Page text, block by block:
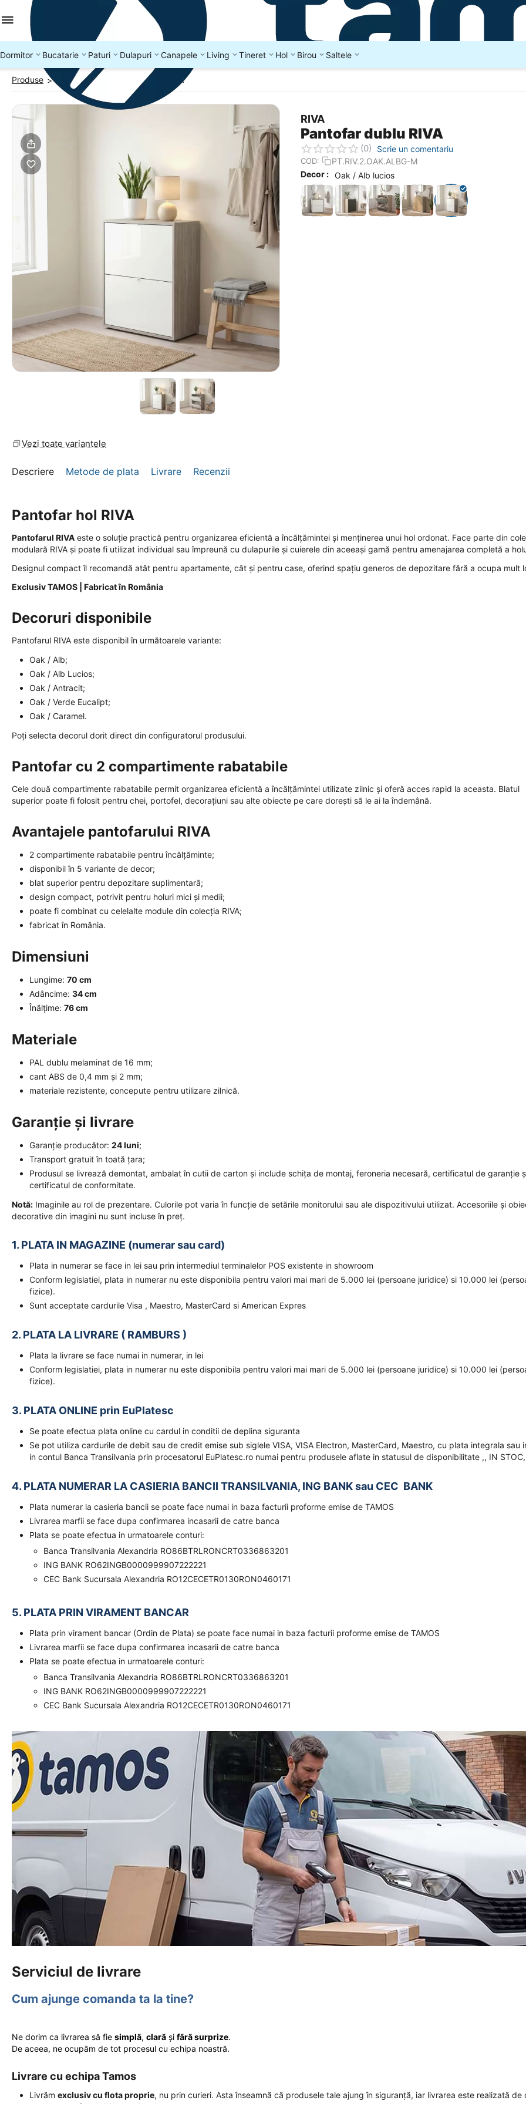
Dormitor Bucatarie Paturi Dulapuri Canapele Living Tineret Hol Birou Saltele
Produse > Pantofare > Pantofar dublu RIVA
RIVA
Pantofar dublu RIVA
(0) Scrie un comentariu
COD:
PT.RIV.2.OAK.ALBG-M
Decor : Oak / Alb lucios
Vezi toate variantele
Descriere Metode de plata Livrare Recenzii
Pantofar hol RIVA
Pantofarul RIVA este o soluție practică pentru organizarea eficientă a încălțămintei și menținerea unui hol ordonat. Face parte din
modulară RIVA și poate fi utilizat individual sau împreună cu dulapurile și cuierele din aceeași gamă pentru amenajarea completă a
Designul compact îl recomandă atât pentru apartamente, cât și pentru case, oferind spațiu generos de depozitare fără a ocupa mult
Exclusiv TAMOS | Fabricat în România
Decoruri disponibile
Pantofarul RIVA este disponibil în următoarele variante:
Oak / Alb;
Oak / Alb Lucios;
Oak / Antracit;
Oak / Verde Eucalipt;
Oak / Caramel.
Poți selecta decorul dorit direct din configuratorul produsului.
Pantofar cu 2 compartimente rabatabile
Cele două compartimente rabatabile permit organizarea eficientă a încălțămintei utilizate zilnic și oferă acces rapid la aceasta. Blatul
superior poate fi folosit pentru chei, portofel, decorațiuni sau alte obiecte pe care dorești să le ai la îndemână.
Avantajele pantofarului RIVA
2 compartimente rabatabile pentru încălțăminte;
disponibil în 5 variante de decor;
blat superior pentru depozitare suplimentară;
design compact, potrivit pentru holuri mici și medii;
poate fi combinat cu celelalte module din colecția RIVA;
fabricat în România.
Dimensiuni
Lungime: 70 cm
Adâncime: 34 cm
Înălțime: 76 cm
Materiale
PAL dublu melaminat de 16 mm;
cant ABS de 0,4 mm și 2 mm;
materiale rezistente, concepute pentru utilizare zilnică.
Garanție și livrare
Garanție producător: 24 luni;
Transport gratuit în toată țara;
Produsul se livrează demontat, ambalat în cutii de carton și include schița de montaj, feroneria necesară, certificatul de garanție
certificatul de conformitate.
Notă: Imaginile au rol de prezentare. Culorile pot varia în funcție de setările monitorului sau ale dispozitivului utilizat. Accesoriile și
decorative din imagini nu sunt incluse în preț.
1. PLATA IN MAGAZINE (numerar sau card)
Plata in numerar se face in lei sau prin intermediul terminalelor POS existente in showroom
Conform legislatiei, plata in numerar nu este disponibila pentru valori mai mari de 5.000 lei (persoane juridice) si 10.000 lei
fizice).
Sunt acceptate cardurile Visa , Maestro, MasterCard si American Expres
2. PLATA LA LIVRARE ( RAMBURS )
Plata la livrare se face numai in numerar, in lei
Conform legislatiei, plata in numerar nu este disponibila pentru valori mai mari de 5.000 lei (persoane juridice) si 10.000 lei
fizice).
3. PLATA ONLINE prin EuPlatesc
Se poate efectua plata online cu cardul in conditii de deplina siguranta
Se pot utiliza cardurile de debit sau de credit emise sub siglele VISA, VISA Electron, MasterCard, Maestro, cu plata integrala sau
in contul Banca Transilvania prin procesatorul EuPlatesc.ro numai pentru produsele aflate in statusul de disponibilitate ,, IN
4. PLATA NUMERAR LA CASIERIA BANCII TRANSILVANIA, ING BANK sau CEC BANK
Plata numerar la casieria bancii se poate face numai in baza facturii proforme emise de TAMOS
Livrarea marfii se face dupa confirmarea incasarii de catre banca
Plata se poate efectua in urmatoarele conturi:
Banca Transilvania Alexandria RO86BTRLRONCRT0336863201
ING BANK RO62INGB0000999907222221
CEC Bank Sucursala Alexandria RO12CECETR0130RON0460171
5. PLATA PRIN VIRAMENT BANCAR
Plata prin virament bancar (Ordin de Plata) se poate face numai in baza facturii proforme emise de TAMOS
Livrarea marfii se face dupa confirmarea incasarii de catre banca
Plata se poate efectua in urmatoarele conturi:
Banca Transilvania Alexandria RO86BTRLRONCRT0336863201
ING BANK RO62INGB0000999907222221
CEC Bank Sucursala Alexandria RO12CECETR0130RON0460171
Serviciul de livrare
Cum ajunge comanda ta la tine?
Ne dorim ca livrarea să fie simplă, clară și fără surprize.
De aceea, ne ocupăm de tot procesul cu echipa noastră.
Livrare cu echipa Tamos
Livrăm exclusiv cu flota proprie, nu prin curieri. Asta înseamnă că produsele tale ajung în siguranță, iar livrarea este realizată de